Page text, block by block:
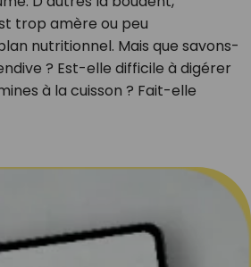
trop amère ou peu
nutritionnel. Mais que savons-
? Est-elle difficile à digérer
à la cuisson ? Fait-elle